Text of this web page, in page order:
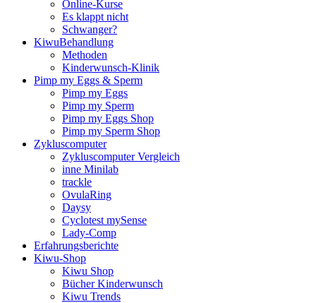
Online-Kur­se
Es klappt nicht
Schwan­ger?
Kiwu­Be­hand­lung
Metho­den
Kin­der­wunsch-Kli­nik
Pimp my Eggs & Sperm
Pimp my Eggs
Pimp my Sperm
Pimp my Eggs Shop
Pimp my Sperm Shop
Zyklus­com­pu­ter
Zyklus­com­pu­ter Ver­gleich
inne Mini­lab
track­le
Ovu­la­Ring
Day­sy
Cyclo­test mySen­se
Lady-Comp
Erfah­rungs­be­rich­te
Kiwu-Shop
Kiwu Shop
Bücher Kin­der­wunsch
Kiwu Trends